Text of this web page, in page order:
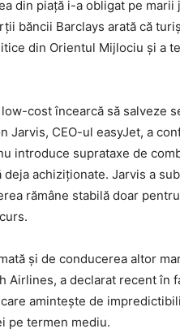
din piață i-a obligat pe marii
băncii Barclays arată că
din Orientul Mijlociu și a
cost încearcă să salveze
Jarvis, CEO-ul easyJet, a
introduce suprataxe de
achiziționate. Jarvis a
rămâne stabilă doar
și de conducerea altor
Airlines, a declarat recent în
amintește de
pe termen mediu.